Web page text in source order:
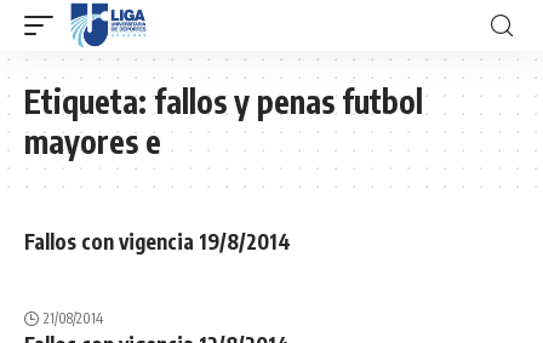
Etiqueta:fallos y penas futbol
mayores e
Fallos con vigencia 19/8/2014
21/08/2014